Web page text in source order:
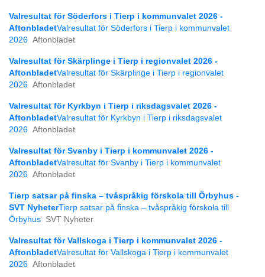
Valresultat för Söderfors i Tierp i kommunvalet 2026 -
AftonbladetValresultat för Söderfors i Tierp i kommunvalet
2026 Aftonbladet
Valresultat för Skärplinge i Tierp i regionvalet 2026 -
AftonbladetValresultat för Skärplinge i Tierp i regionvalet
2026 Aftonbladet
Valresultat för Kyrkbyn i Tierp i riksdagsvalet 2026 -
AftonbladetValresultat för Kyrkbyn i Tierp i riksdagsvalet
2026 Aftonbladet
Valresultat för Svanby i Tierp i kommunvalet 2026 -
AftonbladetValresultat för Svanby i Tierp i kommunvalet
2026 Aftonbladet
Tierp satsar på finska – tvåspråkig förskola till Örbyhus -
SVT NyheterTierp satsar på finska – tvåspråkig förskola till
Örbyhus SVT Nyheter
Valresultat för Vallskoga i Tierp i kommunvalet 2026 -
AftonbladetValresultat för Vallskoga i Tierp i kommunvalet
2026 Aftonbladet